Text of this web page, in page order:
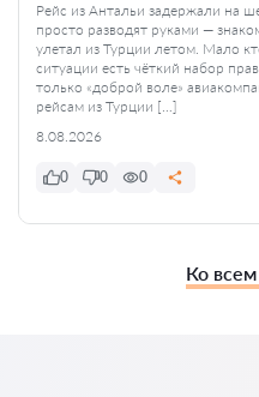
Рейс из Антальи задержали на
просто разводят руками —
улетал из Турции летом. Мало
ситуации есть чёткий набор
только «доброй воле»
рейсам из Турции […]
8.08.2026
0 0 0
Ко